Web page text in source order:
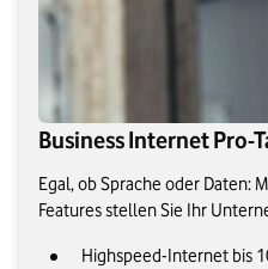
Business Internet Pro-
Egal, ob Sprache oder Daten:
Features stellen Sie Ihr
Highspeed-Internet bis